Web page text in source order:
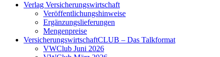
Verlag Versicherungswirtschaft
Veröffentlichungshinweise
Ergänzungslieferungen
Mengenpreise
VersicherungswirtschaftCLUB – Das Talkformat
VWClub Juni 2026